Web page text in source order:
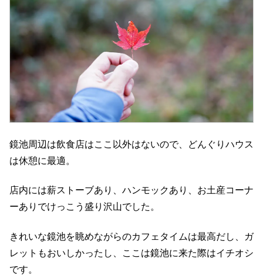
鏡池周辺は飲食店はここ以外はないので、どんぐりハウス
は休憩に最適。
店内には薪ストーブあり、ハンモックあり、お土産コーナ
ーありでけっこう盛り沢山でした。
きれいな鏡池を眺めながらのカフェタイムは最高だし、ガ
レットもおいしかったし、ここは鏡池に来た際はイチオシ
です。